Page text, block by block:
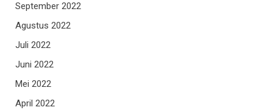
September 2022
Agustus 2022
Juli 2022
Juni 2022
Mei 2022
April 2022